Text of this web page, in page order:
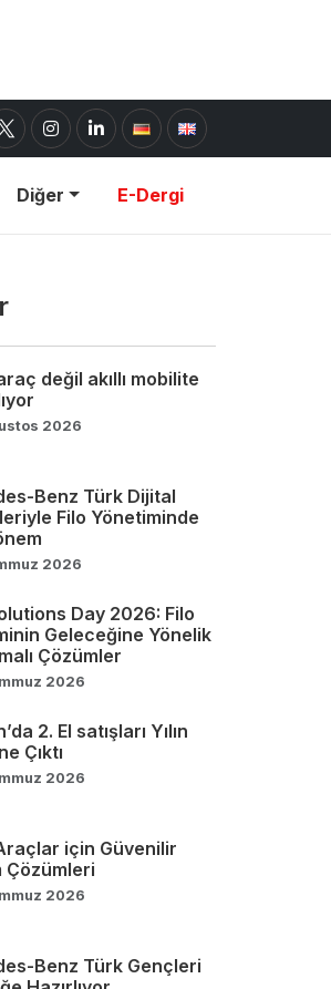
Diğer E-Dergi
değil akıllı mobilite
2026
Benz Türk Dijital
Filo Yönetiminde
2026
Day 2026: Filo
Geleceğine Yönelik
Çözümler
2026
2. El satışları Yılın
Çıktı
2026
için Güvenilir
Çözümleri
2026
Benz Türk Gençleri